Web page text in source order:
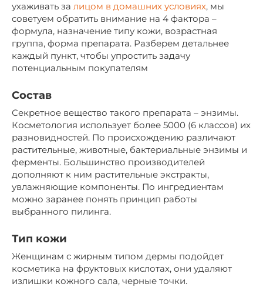
ухаживать за лицом в домашних условиях, мы
советуем обратить внимание на 4 фактора –
формула, назначение типу кожи, возрастная
группа, форма препарата. Разберем детальнее
каждый пункт, чтобы упростить задачу
потенциальным покупателям
Состав
Секретное вещество такого препарата – энзимы.
Косметология использует более 5000 (6 классов) их
разновидностей. По происхождению различают
растительные, животные, бактериальные энзимы и
ферменты. Большинство производителей
дополняют к ним растительные экстракты,
увлажняющие компоненты. По ингредиентам
можно заранее понять принцип работы
выбранного пилинга.
Тип кожи
Женщинам с жирным типом дермы подойдет
косметика на фруктовых кислотах, они удаляют
излишки кожного сала, черные точки.